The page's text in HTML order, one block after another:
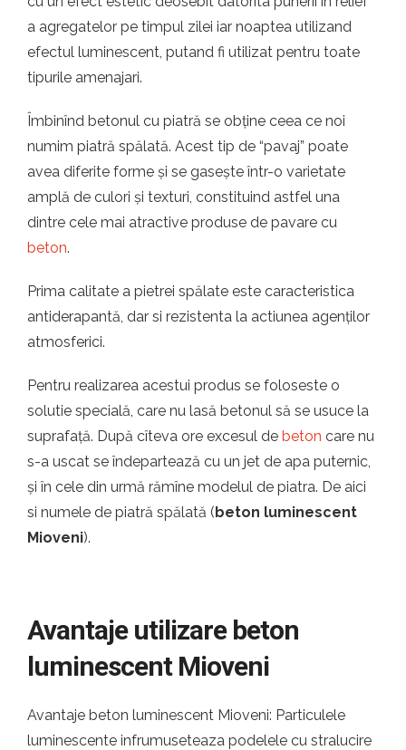
a agregatelor pe timpul zilei iar noaptea utilizand
efectul luminescent, putand fi utilizat pentru toate
tipurile amenajari.
Îmbinînd betonul cu piatră se obține ceea ce noi
numim piatră spălată. Acest tip de “pavaj” poate
avea diferite forme și se gasește într-o varietate
amplă de culori și texturi, constituind astfel una
dintre cele mai atractive produse de pavare cu
beton.
Prima calitate a pietrei spălate este caracteristica
antiderapantă, dar si rezistenta la actiunea agenților
atmosferici.
Pentru realizarea acestui produs se foloseste o
solutie specială, care nu lasă betonul să se usuce la
suprafață. După cîteva ore excesul de beton care nu
s-a uscat se îndepartează cu un jet de apa puternic,
și în cele din urmă rămîne modelul de piatra. De aici
si numele de piatră spălată (beton luminescent
Mioveni).
Avantaje utilizare beton
luminescent Mioveni
Avantaje beton luminescent Mioveni: Particulele
luminescente infrumuseteaza podelele cu stralucire